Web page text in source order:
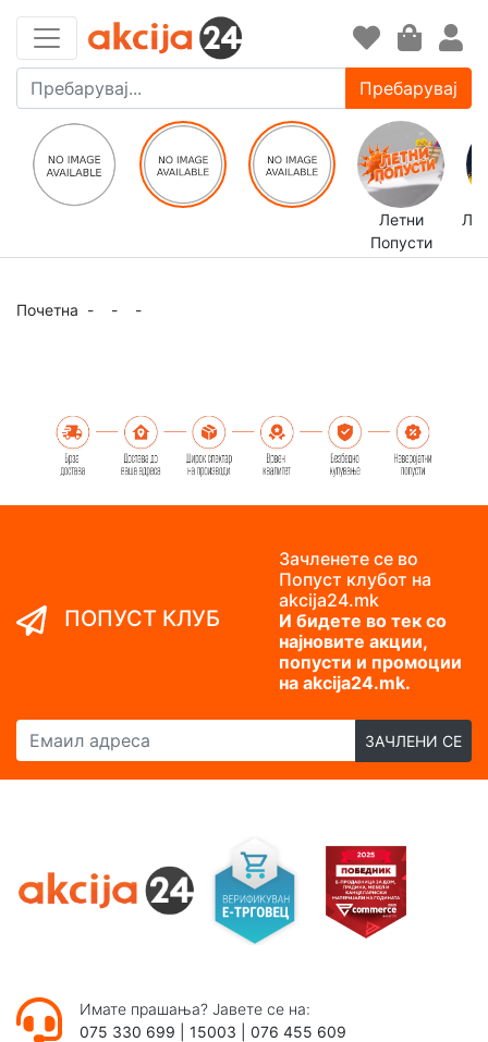
Пребарувај
Летни
Попусти
Почетна - - -
ПОПУСТ КЛУБ
Зачленете се во
Попуст клубот на
akcija24.mk
И бидете во тек со
најновите акции,
попусти и промоции
на akcija24.mk.
Емаил адреса
ЗАЧЛЕНИ СЕ
Имате прашања? Јавете се на:
075 330 699
15003 076 455 609